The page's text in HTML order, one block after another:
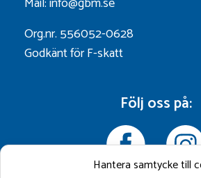
Hantera samtycke till
Org.nr. 556052-0628
Godkänt för F-skatt
Följ oss på: